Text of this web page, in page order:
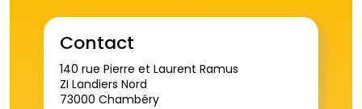
Contact
140 rue Pierre et Laurent Ramus
ZI Landiers Nord
73000 Chambéry